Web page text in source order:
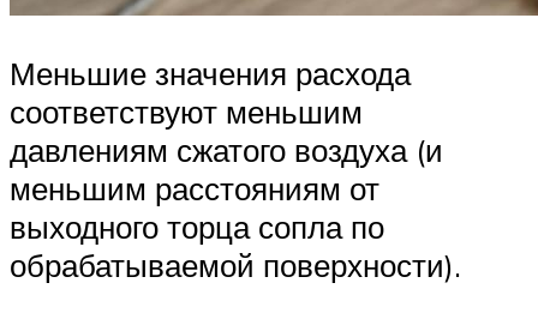
Меньшие значения расхода
соответствуют меньшим
давлениям сжатого воздуха (и
меньшим расстояниям от
выходного торца сопла по
обрабатываемой поверхности).